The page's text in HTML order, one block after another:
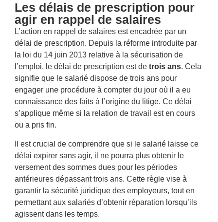
Les délais de prescription pour
agir en rappel de salaires
L’action en rappel de salaires est encadrée par un
délai de prescription. Depuis la réforme introduite par
la loi du 14 juin 2013 relative à la sécurisation de
l’emploi, le délai de prescription est de trois ans. Cela
signifie que le salarié dispose de trois ans pour
engager une procédure à compter du jour où il a eu
connaissance des faits à l’origine du litige. Ce délai
s’applique même si la relation de travail est en cours
ou a pris fin.
Il est crucial de comprendre que si le salarié laisse ce
délai expirer sans agir, il ne pourra plus obtenir le
versement des sommes dues pour les périodes
antérieures dépassant trois ans. Cette règle vise à
garantir la sécurité juridique des employeurs, tout en
permettant aux salariés d’obtenir réparation lorsqu’ils
agissent dans les temps.